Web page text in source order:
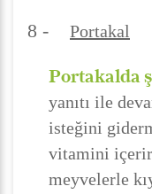
8 - Portakal
Portakalda
yanıtı ile
isteğini
vitamini içerir
meyvelerle